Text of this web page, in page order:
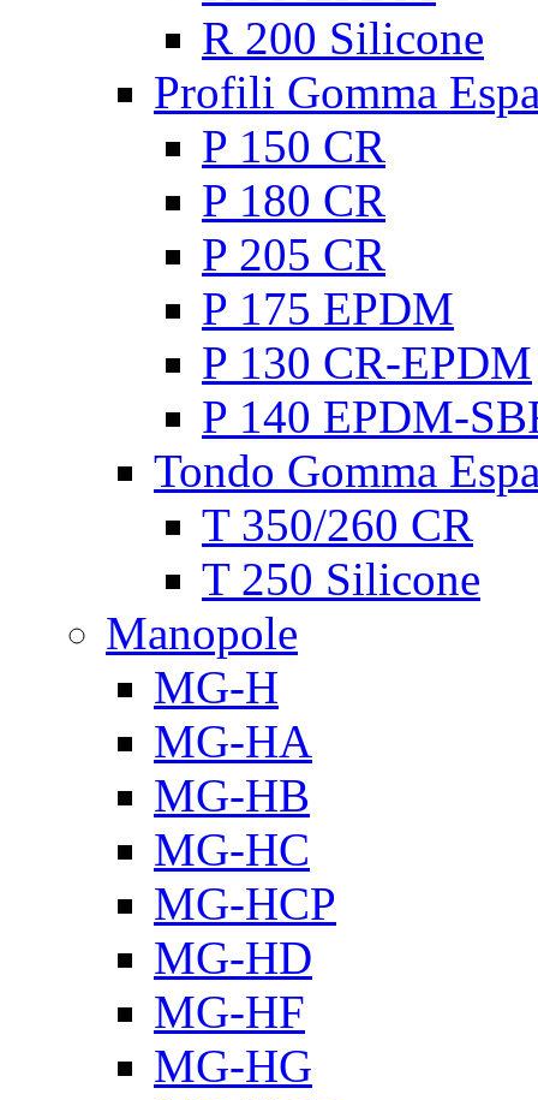
R 200 Silicone
Profili Gomma
P 150 CR
P 180 CR
P 205 CR
P 175 EPDM
P 130 CR-EPDM
P 140 EPDM-
Tondo Gomma
T 350/260 CR
T 250 Silicone
Manopole
MG-H
MG-HA
MG-HB
MG-HC
MG-HCP
MG-HD
MG-HF
MG-HG